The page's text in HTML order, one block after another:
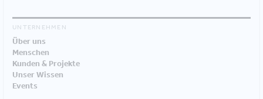
UNTERNEHMEN
Über uns
Menschen
Kunden & Projekte
Unser Wissen
Events